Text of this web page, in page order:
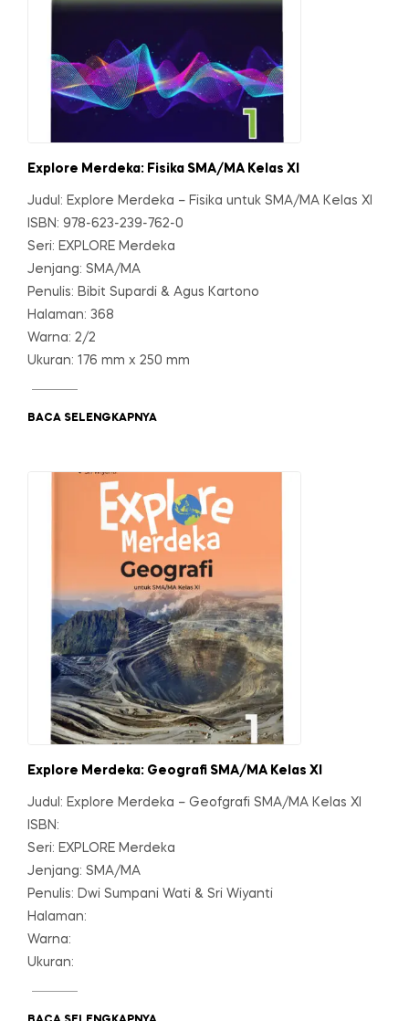
Explore Merdeka: Fisika SMA/MA Kelas XI
Judul: Explore Merdeka – Fisika untuk SMA/MA Kelas XI
ISBN: 978-623-239-762-0
Seri: EXPLORE Merdeka
Jenjang: SMA/MA
Penulis: Bibit Supardi & Agus Kartono
Halaman: 368
Warna: 2/2
Ukuran: 176 mm x 250 mm
BACA SELENGKAPNYA
Explore Merdeka: Geografi SMA/MA Kelas XI
Judul: Explore Merdeka – Geofgrafi SMA/MA Kelas XI
ISBN:
Seri: EXPLORE Merdeka
Jenjang: SMA/MA
Penulis: Dwi Sumpani Wati & Sri Wiyanti
Halaman:
Warna:
Ukuran: